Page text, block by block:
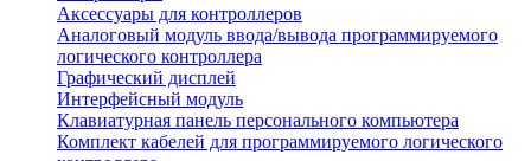
Аксессуары для контроллеров
Аналоговый модуль ввода/вывода программируемого
логического контроллера
Графический дисплей
Интерфейсный модуль
Клавиатурная панель персонального компьютера
Комплект кабелей для программируемого логического